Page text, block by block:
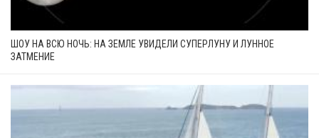
ШОУ НА ВСЮ НОЧЬ: НА ЗЕМЛЕ УВИДЕЛИ СУПЕРЛУНУ И ЛУННОЕ
ЗАТМЕНИЕ